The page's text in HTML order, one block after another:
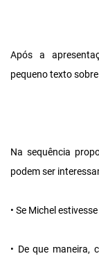
Após a
pequeno texto
Na sequência
podem ser
• Se Michel
• De que maneira,